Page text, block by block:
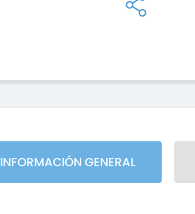
INFORMACIÓN GENERAL